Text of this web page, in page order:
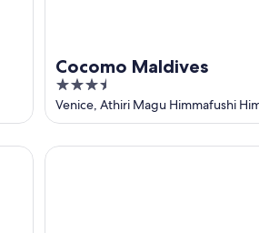
Cocomo Maldives
3.5
out
of
5
Venice, Athiri Magu Himmafushi
H78 Iru